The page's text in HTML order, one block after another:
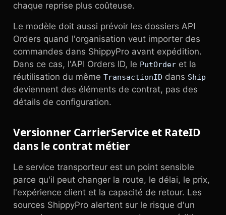
chaque reprise plus coûteuse.
Le modèle doit aussi prévoir les dossiers API
Orders quand l'organisation veut importer des
commandes dans ShippyPro avant expédition.
Dans ce cas, l'API Orders ID, le PutOrder et la
réutilisation du même TransactionID dans Ship
deviennent des éléments de contrat, pas des
détails de configuration.
Versionner CarrierService et RateID
dans le contrat métier
Le service transporteur est un point sensible
parce qu'il peut changer la route, le délai, le prix,
l'expérience client et la capacité de retour. Les
sources ShippyPro alertent sur le risque d'un